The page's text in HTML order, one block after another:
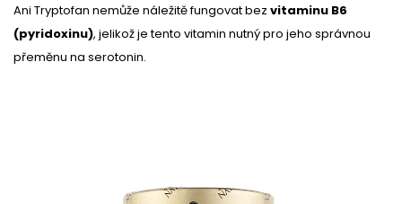
Ani Tryptofan nemůže náležitě fungovat bez vitaminu B6
(pyridoxinu), jelikož je tento vitamin nutný pro jeho správnou
přeměnu na serotonin.